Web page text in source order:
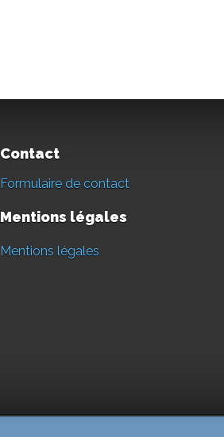
Contact
Formulaire de contact
Mentions légales
Mentions légales